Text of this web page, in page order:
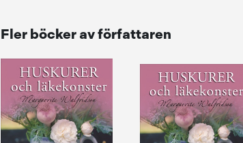
Fler böcker av författaren